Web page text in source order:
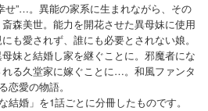
せ”…。異能の家系に生まれながら、その
森美世。能力を開花させた異母妹に使用
も愛されず、誰にも必要とされない娘。
妹と結婚し家を継ぐことに。邪魔者にな
る久堂家に嫁ぐことに…。和風ファンタ
恋愛の物語。
婚」を1話ごとに分冊したものです。